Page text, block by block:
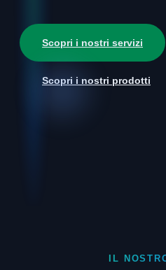
Scopri i nostri servizi
Scopri i nostri prodotti
IL